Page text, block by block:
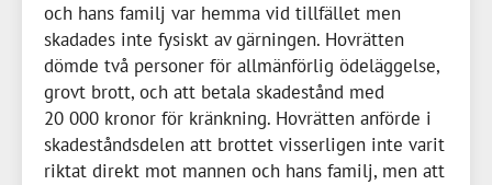
och hans familj var hemma vid tillfället men
skadades inte fysiskt av gärningen. Hovrätten
dömde två personer för allmänförlig ödeläggelse,
grovt brott, och att betala skadestånd med
20 000 kronor för kränkning. Hovrätten anförde i
skadeståndsdelen att brottet visserligen inte varit
riktat direkt mot mannen och hans familj, men att